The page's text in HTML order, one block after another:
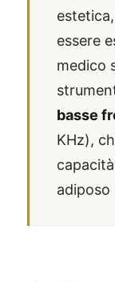
essere
medico
basse
KHz),